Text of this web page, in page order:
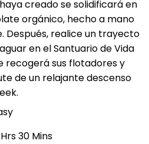
creado se solidificará en
orgánico, hecho a mano
Después, realice un trayecto
en el Santuario de Vida
recogerá sus flotadores y
de un relajante descenso
30 Mins